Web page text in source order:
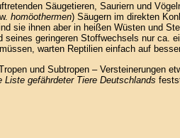
Säugetieren, Sauriern und
homöothermen) Säugern im direkten
sie ihnen aber in heißen Wüsten und
geringeren Stoffwechsels nur
warten Reptilien einfach auf
und Subtropen –
Liste gefährdeter Tiere Deutschlands